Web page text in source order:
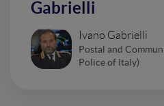
Gabrielli
Ivano Gabrielli
Postal and
Police of Italy)